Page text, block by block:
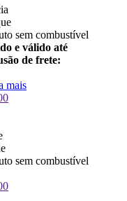
sem combustível
e válido até
de frete:
mais
sem combustível